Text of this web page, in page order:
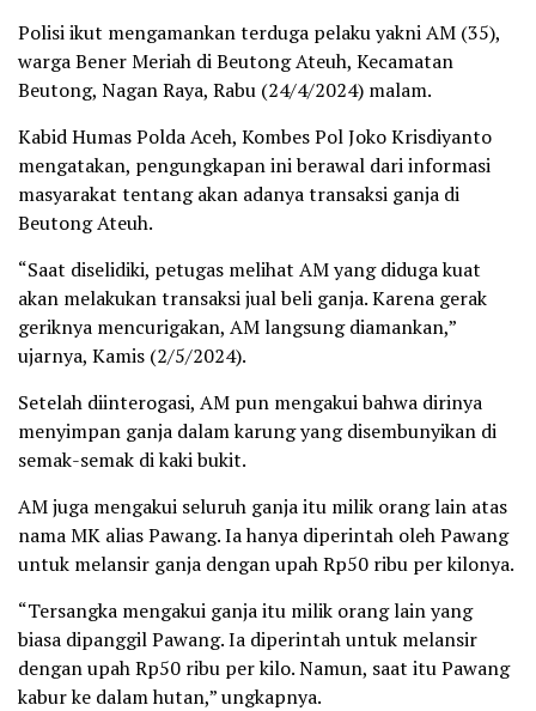
Polisi ikut mengamankan terduga pelaku yakni AM (35),
warga Bener Meriah di Beutong Ateuh, Kecamatan
Beutong, Nagan Raya, Rabu (24/4/2024) malam.
Kabid Humas Polda Aceh, Kombes Pol Joko Krisdiyanto
mengatakan, pengungkapan ini berawal dari informasi
masyarakat tentang akan adanya transaksi ganja di
Beutong Ateuh.
“Saat diselidiki, petugas melihat AM yang diduga kuat
akan melakukan transaksi jual beli ganja. Karena gerak
geriknya mencurigakan, AM langsung diamankan,”
ujarnya, Kamis (2/5/2024).
Setelah diinterogasi, AM pun mengakui bahwa dirinya
menyimpan ganja dalam karung yang disembunyikan di
semak-semak di kaki bukit.
AM juga mengakui seluruh ganja itu milik orang lain atas
nama MK alias Pawang. Ia hanya diperintah oleh Pawang
untuk melansir ganja dengan upah Rp50 ribu per kilonya.
“Tersangka mengakui ganja itu milik orang lain yang
biasa dipanggil Pawang. Ia diperintah untuk melansir
dengan upah Rp50 ribu per kilo. Namun, saat itu Pawang
kabur ke dalam hutan,” ungkapnya.